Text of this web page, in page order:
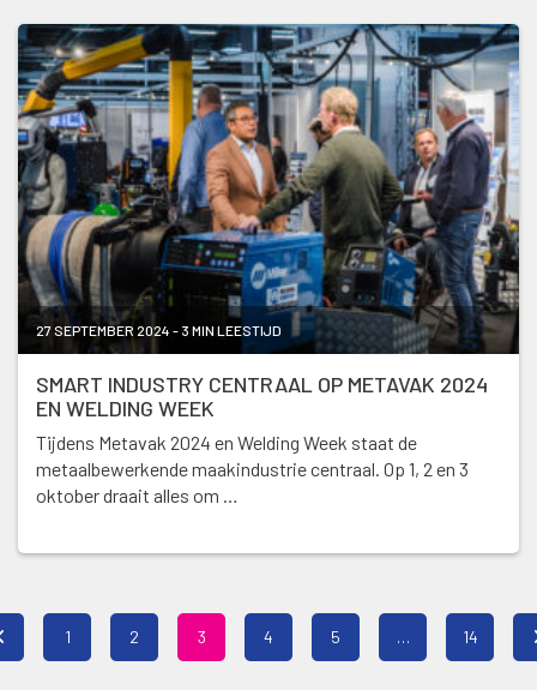
27 SEPTEMBER 2024 - 3 MIN LEESTIJD
SMART INDUSTRY CENTRAAL OP METAVAK 2024
EN WELDING WEEK
Tijdens Metavak 2024 en Welding Week staat de
metaalbewerkende maakindustrie centraal. Op 1, 2 en 3
oktober draait alles om …
1 2 3 4 5 … 14